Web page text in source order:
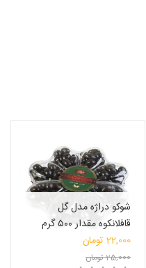
شوکو دراژه مدل گل
قافلانکوه مقدار ۵۰۰ گرم
قیمت
اصلی:
22,000 تومان
قیمت
25,000تومان